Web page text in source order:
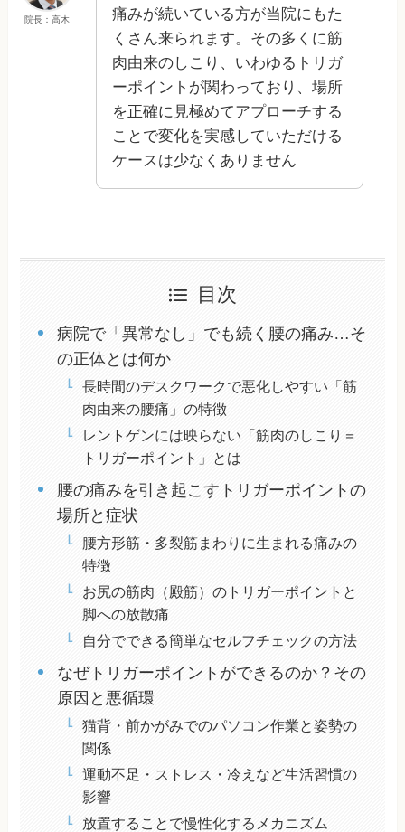
院長：高木
痛みが続いている方が当院にもた
くさん来られます。その多くに筋
肉由来のしこり、いわゆるトリガ
ーポイントが関わっており、場所
を正確に見極めてアプローチする
ことで変化を実感していただける
ケースは少なくありません
目次
病院で「異常なし」でも続く腰の痛み…そ
の正体とは何か
長時間のデスクワークで悪化しやすい「筋
肉由来の腰痛」の特徴
レントゲンには映らない「筋肉のしこり＝
トリガーポイント」とは
腰の痛みを引き起こすトリガーポイントの
場所と症状
腰方形筋・多裂筋まわりに生まれる痛みの
特徴
お尻の筋肉（殿筋）のトリガーポイントと
脚への放散痛
自分でできる簡単なセルフチェックの方法
なぜトリガーポイントができるのか？その
原因と悪循環
猫背・前かがみでのパソコン作業と姿勢の
関係
運動不足・ストレス・冷えなど生活習慣の
影響
放置することで慢性化するメカニズム